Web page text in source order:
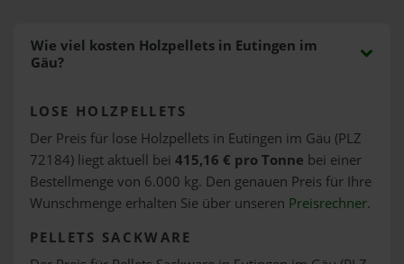
Wie viel kosten Holzpellets in Eutingen im
Gäu?
LOSE HOLZPELLETS
Der Preis für lose Holzpellets in Eutingen im Gäu (PLZ
72184) liegt aktuell bei 415,16 € pro Tonne bei einer
Bestellmenge von 6.000 kg. Den genauen Preis für Ihre
Wunschmenge erhalten Sie über unseren Preisrechner.
PELLETS SACKWARE